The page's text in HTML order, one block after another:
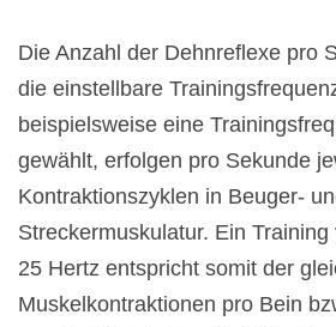
Die Anzahl der Dehnreflexe pro
die einstellbare
beispielsweise eine
gewählt, erfolgen pro Sekunde
Kontraktionszyklen in Beuger-
Streckermuskulatur. Ein
25 Hertz entspricht somit der
Muskelkontraktionen pro Bein